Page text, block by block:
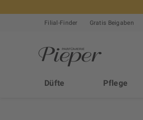
Filial-Finder Gratis Beigaben
Düfte Pflege